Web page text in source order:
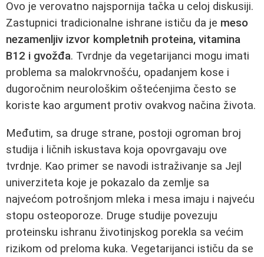
Ovo je verovatno najspornija tačka u celoj diskusiji.
Zastupnici tradicionalne ishrane ističu da je meso
nezamenljiv izvor kompletnih proteina, vitamina
B12 i gvožđa. Tvrdnje da vegetarijanci mogu imati
problema sa malokrvnošću, opadanjem kose i
dugoročnim neurološkim oštećenjima često se
koriste kao argument protiv ovakvog načina života.
Međutim, sa druge strane, postoji ogroman broj
studija i ličnih iskustava koja opovrgavaju ove
tvrdnje. Kao primer se navodi istraživanje sa Jejl
univerziteta koje je pokazalo da zemlje sa
najvećom potrošnjom mleka i mesa imaju i najveću
stopu osteoporoze. Druge studije povezuju
proteinsku ishranu životinjskog porekla sa većim
rizikom od preloma kuka. Vegetarijanci ističu da se